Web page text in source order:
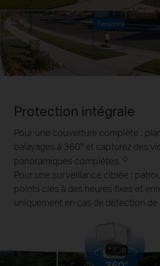
Personne
Protection intégrale
Pour une couverture complète :
balayages à 360° et capturez des
panoramiques complètes. ◇
Pour une surveillance ciblée :
points clés à des heures fixes et
uniquement en cas de détection